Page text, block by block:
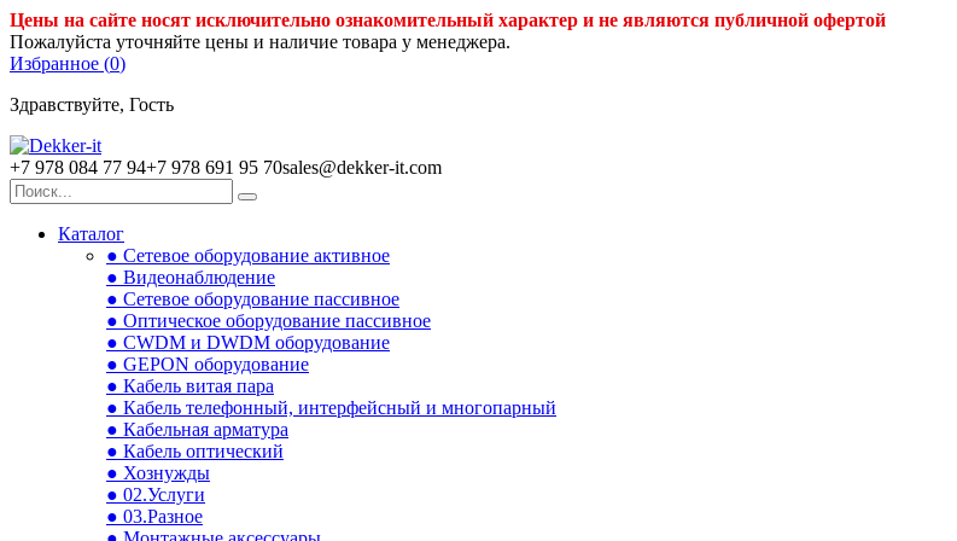
Цены на сайте носят исключительно ознакомительный характер и не являются публичной офертой
Пожалуйста уточняйте цены и наличие товара у менеджера.
Избранное (0)
Здравствуйте, Гость
+7 978 084 77 94+7 978 691 95 70sales@dekker-it.com
Каталог
● Сетевое оборудование активное
● Видеонаблюдение
● Сетевое оборудование пассивное
● Оптическое оборудование пассивное
● CWDM и DWDM оборудование
● GEPON оборудование
● Кабель витая пара
● Кабель телефонный, интерфейсный и многопарный
● Кабельная арматура
● Кабель оптический
● Хознужды
● 02.Услуги
● 03.Разное